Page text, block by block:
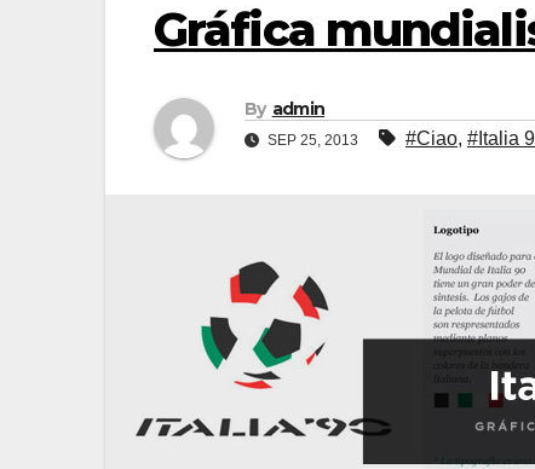
Gráfica
By admin
SEP 25, 2013 #Ciao, #Italia